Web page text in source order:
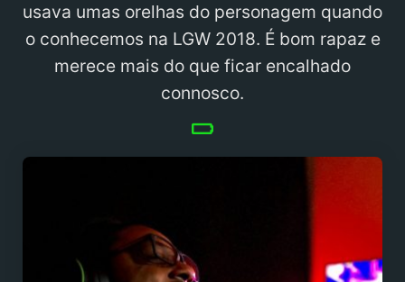
usava umas orelhas do personagem quando
o conhecemos na LGW 2018. É bom rapaz e
merece mais do que ficar encalhado
connosco.